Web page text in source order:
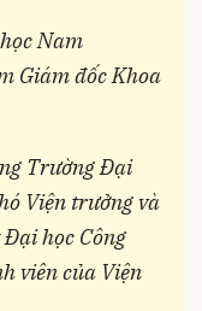
Nam
Giám đốc Khoa
Trường Đại
Viện trưởng và
học Công
viên của Viện